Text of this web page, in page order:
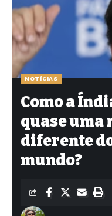
NOTÍCIAS
Como a
quase uma
diferente
mundo?